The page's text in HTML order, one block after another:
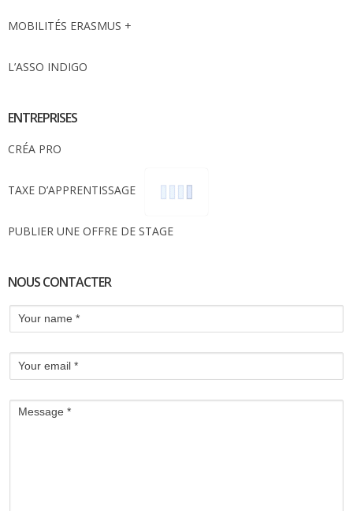
MOBILITÉS ERASMUS +
L’ASSO INDIGO
ENTREPRISES
CRÉA PRO
TAXE D’APPRENTISSAGE
PUBLIER UNE OFFRE DE STAGE
NOUS CONTACTER